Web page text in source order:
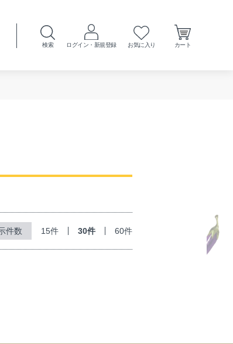
検索 ログイン・新規登録 お気に入り カート
15件 30件 60件